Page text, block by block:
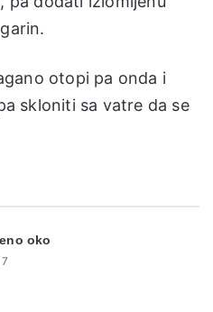
otopi pa onda i
skloniti sa vatre da se
oko